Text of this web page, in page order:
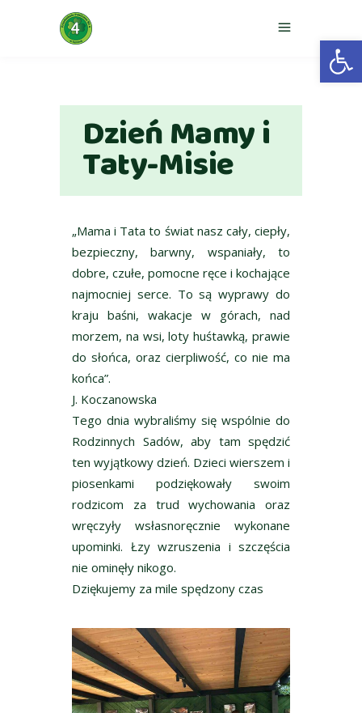
Dzień Mamy i
Taty-Misie
„Mama i Tata to świat nasz cały, ciepły,
bezpieczny, barwny, wspaniały, to
dobre, czułe, pomocne ręce i kochające
najmocniej serce. To są wyprawy do
kraju baśni, wakacje w górach, nad
morzem, na wsi, loty huśtawką, prawie
do słońca, oraz cierpliwość, co nie ma
końca”.
J. Koczanowska
Tego dnia wybraliśmy się wspólnie do
Rodzinnych Sadów, aby tam spędzić
ten wyjątkowy dzień. Dzieci wierszem i
piosenkami podziękowały swoim
rodzicom za trud wychowania oraz
wręczyły wsłasnoręcznie wykonane
upominki. Łzy wzruszenia i szczęścia
nie ominęły nikogo.
Dziękujemy za mile spędzony czas